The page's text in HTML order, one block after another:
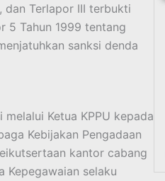
Terlapor III terbukti
5 Tahun 1999 tentang
sanksi denda
Ketua KPPU kepada
Kebijakan Pengadaan
kantor cabang
Kepegawaian selaku